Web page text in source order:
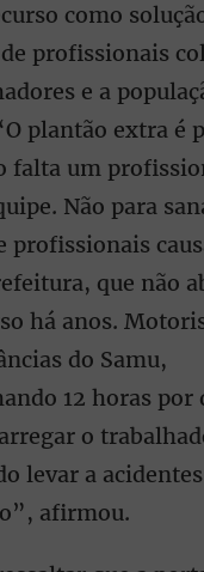
como
profissionais
e a
plantão extra é
falta um
Não para
profissionais
que não
há anos.
do Samu,
12 horas por
o
levar a
afirmou.